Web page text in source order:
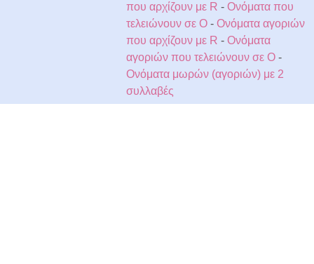
που αρχίζουν με R - Ονόματα που
τελειώνουν σε O - Ονόματα αγοριών
που αρχίζουν με R - Ονόματα
αγοριών που τελειώνουν σε O -
Ονόματα μωρών (αγοριών) με 2
συλλαβές